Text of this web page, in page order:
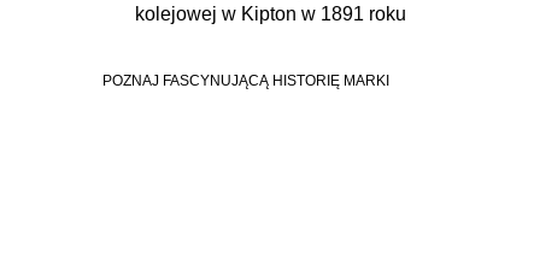
kolejowej w Kipton w 1891 roku
POZNAJ FASCYNUJĄCĄ HISTORIĘ MARKI